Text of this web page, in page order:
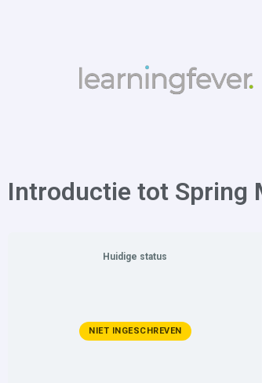
Introductie tot Spring
Huidige status
NIET INGESCHREVEN